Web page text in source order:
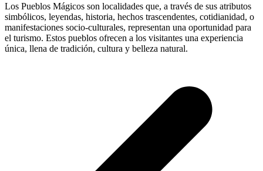
Los Pueblos Mágicos son localidades que, a través de sus atributos
simbólicos, leyendas, historia, hechos trascendentes, cotidianidad, o
manifestaciones socio-culturales, representan una oportunidad para
el turismo. Estos pueblos ofrecen a los visitantes una experiencia
única, llena de tradición, cultura y belleza natural.